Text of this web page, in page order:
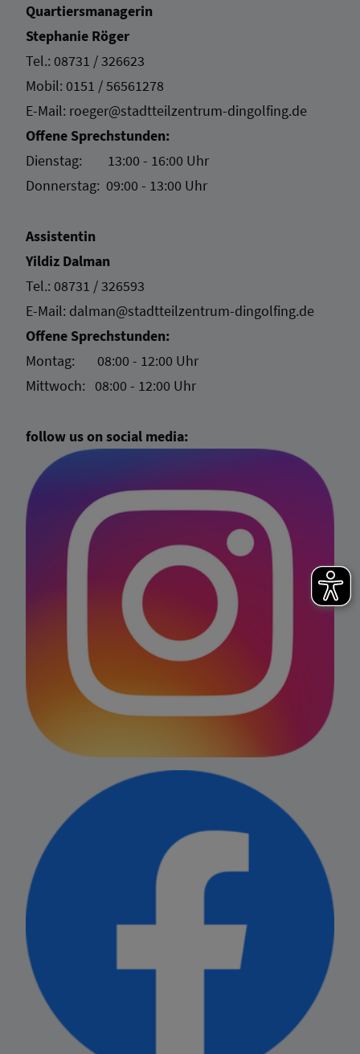
Quartiersmanagerin
Stephanie Röger
Tel.: 08731 / 326623
Mobil: 0151 / 56561278
E-Mail: roeger@stadtteilzentrum-dingolfing.de
Offene Sprechstunden:
Dienstag: 13:00 - 16:00 Uhr
Donnerstag: 09:00 - 13:00 Uhr
Assistentin
Yildiz Dalman
Tel.: 08731 / 326593
E-Mail: dalman@stadtteilzentrum-dingolfing.de
Offene Sprechstunden:
Montag: 08:00 - 12:00 Uhr
Mittwoch: 08:00 - 12:00 Uhr
follow us on social media: